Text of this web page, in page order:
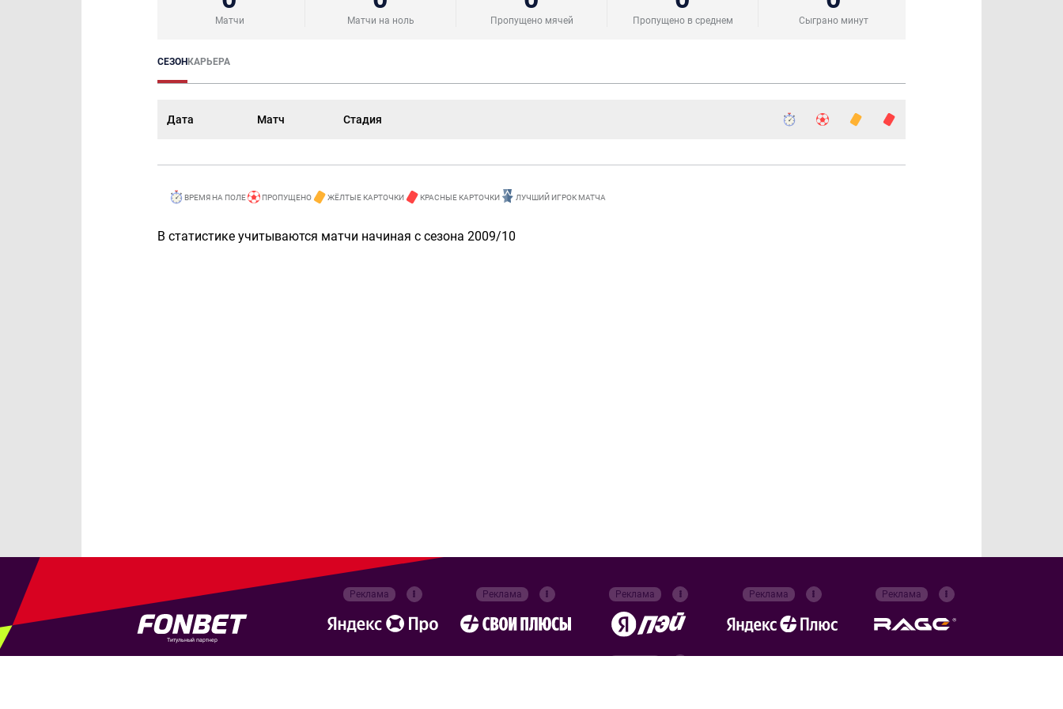
Матчи Матчи на ноль Пропущено мячей Пропущено в среднем Сыграно минут
СЕЗОНКАРЬЕРА
Дата Матч Стадия
ВРЕМЯ НА ПОЛЕ ПРОПУЩЕНО ЖЁЛТЫЕ КАРТОЧКИ КРАСНЫЕ КАРТОЧКИ ЛУЧШИЙ ИГРОК МАТЧА
В статистике учитываются матчи начиная с сезона 2009/10
Титульный партнер
Реклама Реклама Реклама Реклама Реклама